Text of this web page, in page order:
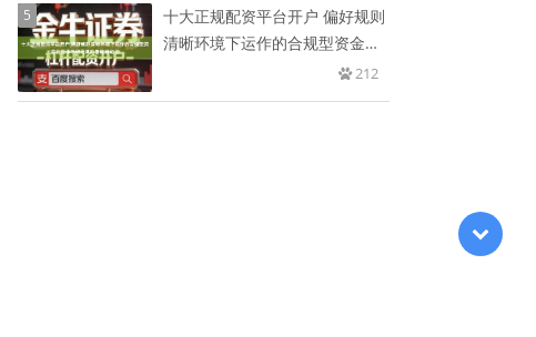
5
十大正规配资平台开户 偏好规则
清晰环境下运作的合规型资金在
212